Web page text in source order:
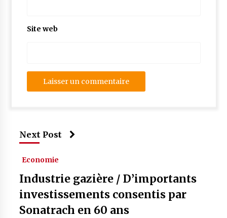
Site web
Next Post
Economie
Industrie gazière / D’importants
investissements consentis par
Sonatrach en 60 ans